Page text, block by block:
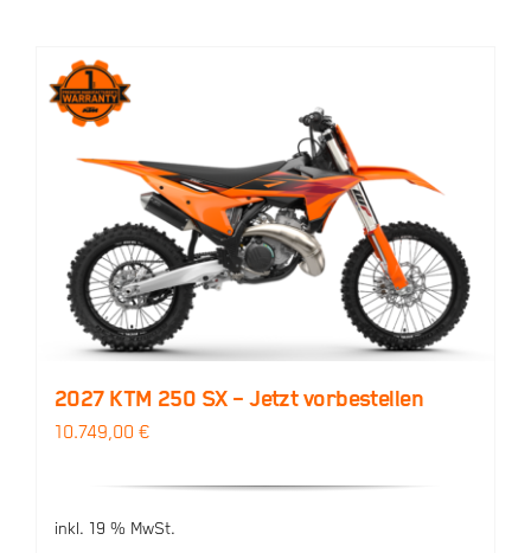
2027 KTM 250 SX – Jetzt vorbestellen
10.749,00 €
inkl. 19 % MwSt.